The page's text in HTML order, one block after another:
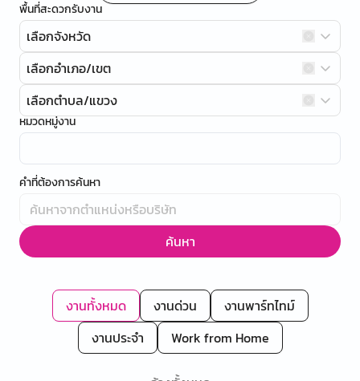
พื้นที่สะดวกรับงาน
เลือกจังหวัด
เลือกอำเภอ/เขต
เลือกตำบล/แขวง
หมวดหมู่งาน
คำที่ต้องการค้นหา
ค้นหา
งานทั้งหมด งานด่วน
งานพาร์ทไทม์
งานประจำ
Work from Home